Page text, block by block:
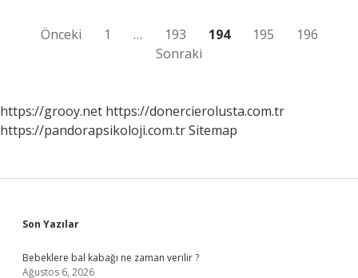
Yazı
Önceki 1 … 193 194 195
196
Sonraki
https://grooy.net https://donercierolusta.com.tr
https://pandorapsikoloji.com.trSitemap
Sidebar
Son Yazılar
Bebeklere bal kabağı ne zaman verilir ?
Ağustos 6, 2026